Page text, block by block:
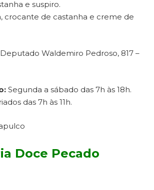
e suspiro.
crocante de castanha e creme de
Waldemiro Pedroso, 817 –
Segunda a sábado das 7h às 18h.
das 7h às 11h.
Doce Pecado